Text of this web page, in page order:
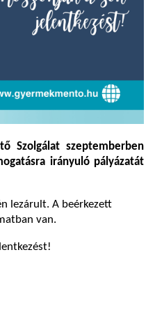
Szolgálat szeptemberben
irányuló pályázatát
lezárult. A beérkezett
van.